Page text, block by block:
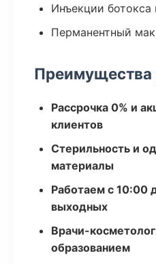
Инъекции
Перманентный
Преимущества
Рассрочка 0% и
клиентов
Стерильность и
материалы
Работаем с 10:00
выходных
Врачи-
образованием